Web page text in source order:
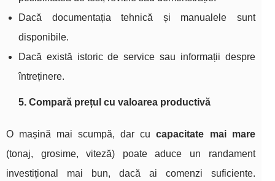
Dacă documentația tehnică și manualele sunt
disponibile.
Dacă există istoric de service sau informații despre
întreținere.
5. Compară prețul cu valoarea productivă
O mașină mai scumpă, dar cucapacitate mai mare
(tonaj, grosime, viteză) poate aduce un randament
investițional mai bun, dacă ai comenzi suficiente.